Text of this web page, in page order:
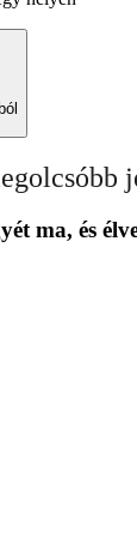
ma, és